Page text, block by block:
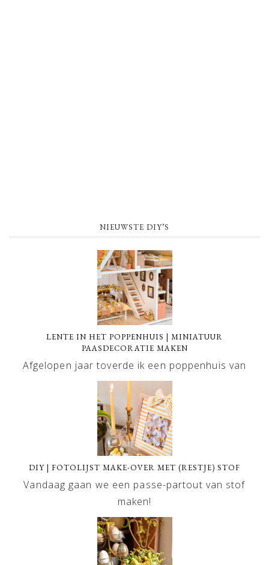
NIEUWSTE DIY’S
LENTE IN HET POPPENHUIS | MINIATUUR
PAASDECORATIE MAKEN
Afgelopen jaar toverde ik een poppenhuis van
DIY | FOTOLIJST MAKE-OVER MET (RESTJE) STOF
Vandaag gaan we een passe-partout van stof
maken!